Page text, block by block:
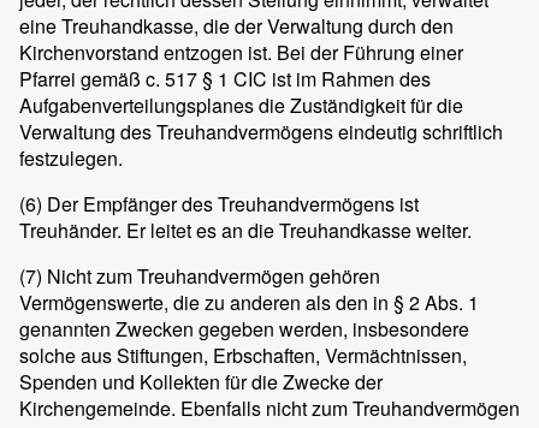
eine Treuhandkasse, die der Verwaltung durch den
Kirchenvorstand entzogen ist. Bei der Führung einer
Pfarrei gemäß c. 517 § 1 CIC ist im Rahmen des
Aufgabenverteilungsplanes die Zuständigkeit für die
Verwaltung des Treuhandvermögens eindeutig schriftlich
festzulegen.
(6) Der Empfänger des Treuhandvermögens ist
Treuhänder. Er leitet es an die Treuhandkasse weiter.
(7) Nicht zum Treuhandvermögen gehören
Vermögenswerte, die zu anderen als den in § 2 Abs. 1
genannten Zwecken gegeben werden, insbesondere
solche aus Stiftungen, Erbschaften, Vermächtnissen,
Spenden und Kollekten für die Zwecke der
Kirchengemeinde. Ebenfalls nicht zum Treuhandvermögen